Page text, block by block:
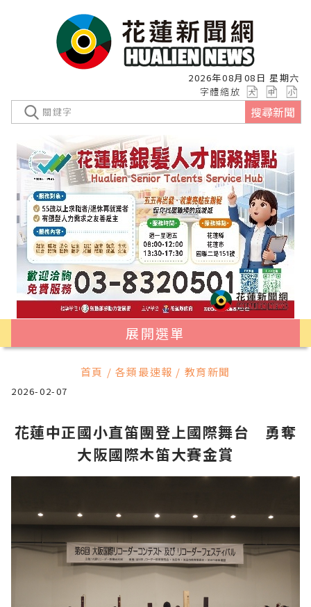
2026年08月08日 星期六
字體縮放
搜尋新聞
展開選單
首頁 / 各類最速報 / 教育新聞
2026-02-07
花蓮中正國小直笛團登上國際舞台 勇奪
大阪國際木笛大賽金賞